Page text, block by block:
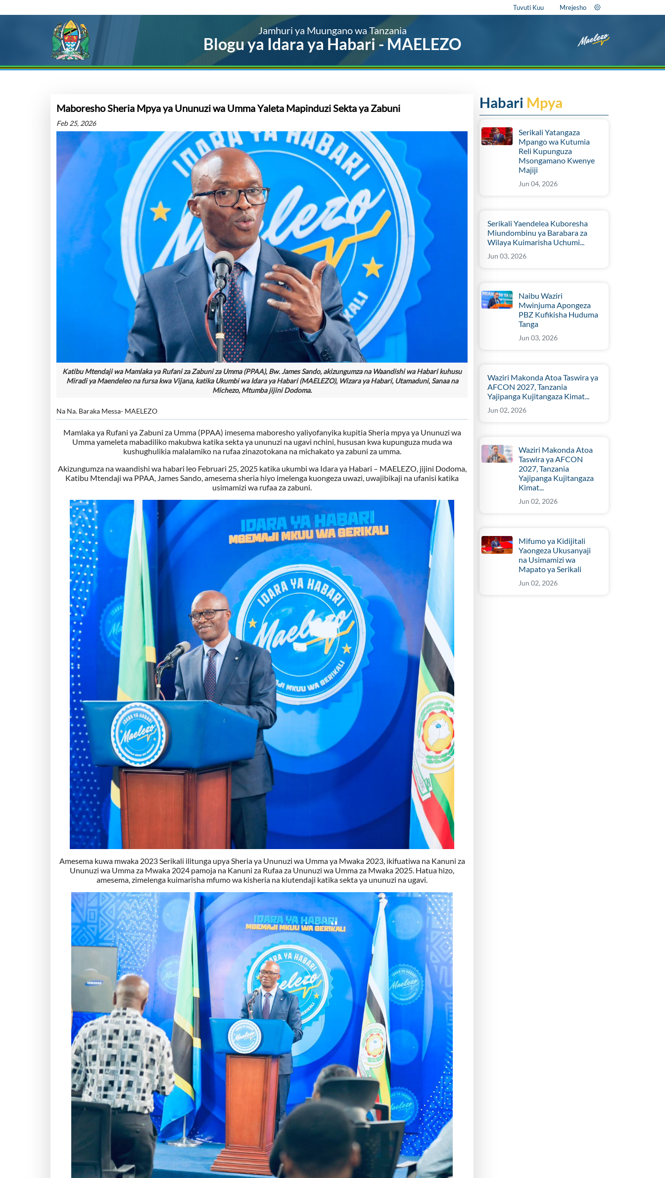
Tuvuti Kuu Mrejesho
Jamhuri ya Muungano wa Tanzania
Blogu ya Idara ya Habari - MAELEZO
Maboresho Sheria Mpya ya Ununuzi wa Umma Yaleta Mapinduzi Sekta ya Zabuni
Feb 25, 2026
Katibu Mtendaji wa Mamlaka ya Rufani za Zabuni za Umma (PPAA), Bw. James Sando, akizungumza na Waandishi wa Habari kuhusu
Miradi ya Maendeleo na fursa kwa Vijana, katika Ukumbi wa Idara ya Habari (MAELEZO), Wizara ya Habari, Utamaduni, Sanaa na
Michezo, Mtumba jijini Dodoma.
Na Na. Baraka Messa- MAELEZO
Mamlaka ya Rufani ya Zabuni za Umma (PPAA) imesema maboresho yaliyofanyika kupitia Sheria mpya ya Ununuzi wa
Umma yameleta mabadiliko makubwa katika sekta ya ununuzi na ugavi nchini, hususan kwa kupunguza muda wa
kushughulikia malalamiko na rufaa zinazotokana na michakato ya zabuni za umma.
Akizungumza na waandishi wa habari leo Februari 25, 2025 katika ukumbi wa Idara ya Habari – MAELEZO, jijini Dodoma,
Katibu Mtendaji wa PPAA, James Sando, amesema sheria hiyo imelenga kuongeza uwazi, uwajibikaji na ufanisi katika
usimamizi wa rufaa za zabuni.
Amesema kuwa mwaka 2023 Serikali ilitunga upya Sheria ya Ununuzi wa Umma ya Mwaka 2023, ikifuatiwa na Kanuni za
Ununuzi wa Umma za Mwaka 2024 pamoja na Kanuni za Rufaa za Ununuzi wa Umma za Mwaka 2025. Hatua hizo,
amesema, zimelenga kuimarisha mfumo wa kisheria na kiutendaji katika sekta ya ununuzi na ugavi.
Habari Mpya
Serikali Yatangaza
Mpango wa Kutumia
Reli Kupunguza
Msongamano Kwenye
Majiji
Jun 04, 2026
Serikali Yaendelea Kuboresha
Miundombinu ya Barabara za
Wilaya Kuimarisha Uchumi...
Jun 03, 2026
Naibu Waziri
Mwinjuma Apongeza
PBZ Kufikisha Huduma
Tanga
Jun 03, 2026
Waziri Makonda Atoa Taswira ya
AFCON 2027, Tanzania
Yajipanga Kujitangaza Kimat...
Jun 02, 2026
Waziri Makonda Atoa
Taswira ya AFCON
2027, Tanzania
Yajipanga Kujitangaza
Kimat...
Jun 02, 2026
Mifumo ya Kidijitali
Yaongeza Ukusanyaji
na Usimamizi wa
Mapato ya Serikali
Jun 02, 2026